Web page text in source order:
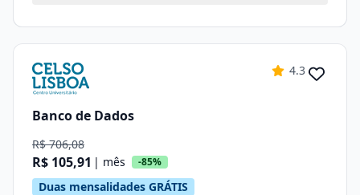
4.3
Banco de Dados
R$ 706,08
R$ 105,91 | mês -85%
Duas mensalidades GRÁTIS